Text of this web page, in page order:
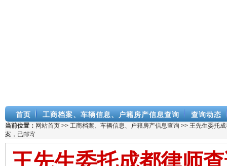
首页 工商档案、车辆信息、户籍房产信息查询 查询动态
当前位置： 网站首页 >> 工商档案、车辆信息、户籍房产信息查询 >> 王先生委托
案，已邮寄
王先生委托成都律师